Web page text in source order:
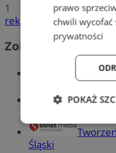
1
reklama
Zobacz również
Wiadomości
Wiadomości
Śląski
prawo
chwili wycofać
prywatności
POKAŻ
Niezbędne